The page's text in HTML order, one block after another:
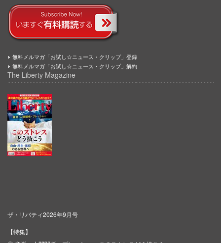
無料メルマガ「お試し☆ニュース・クリップ」登録
無料メルマガ「お試し☆ニュース・クリップ」解約
The Liberty Magazine
ザ・リバティ2026年9月号
【特集】